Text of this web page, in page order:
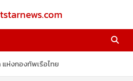
hotstarnews.com
ห่งกองทัพเรือไทย